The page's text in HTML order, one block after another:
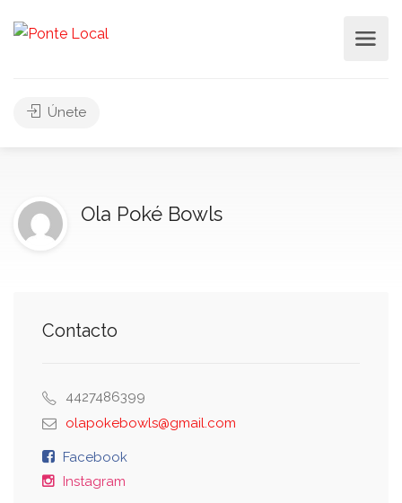
Únete
Ola Poké Bowls
Contacto
4427486399
olapokebowls@gmail.com
Facebook
Instagram